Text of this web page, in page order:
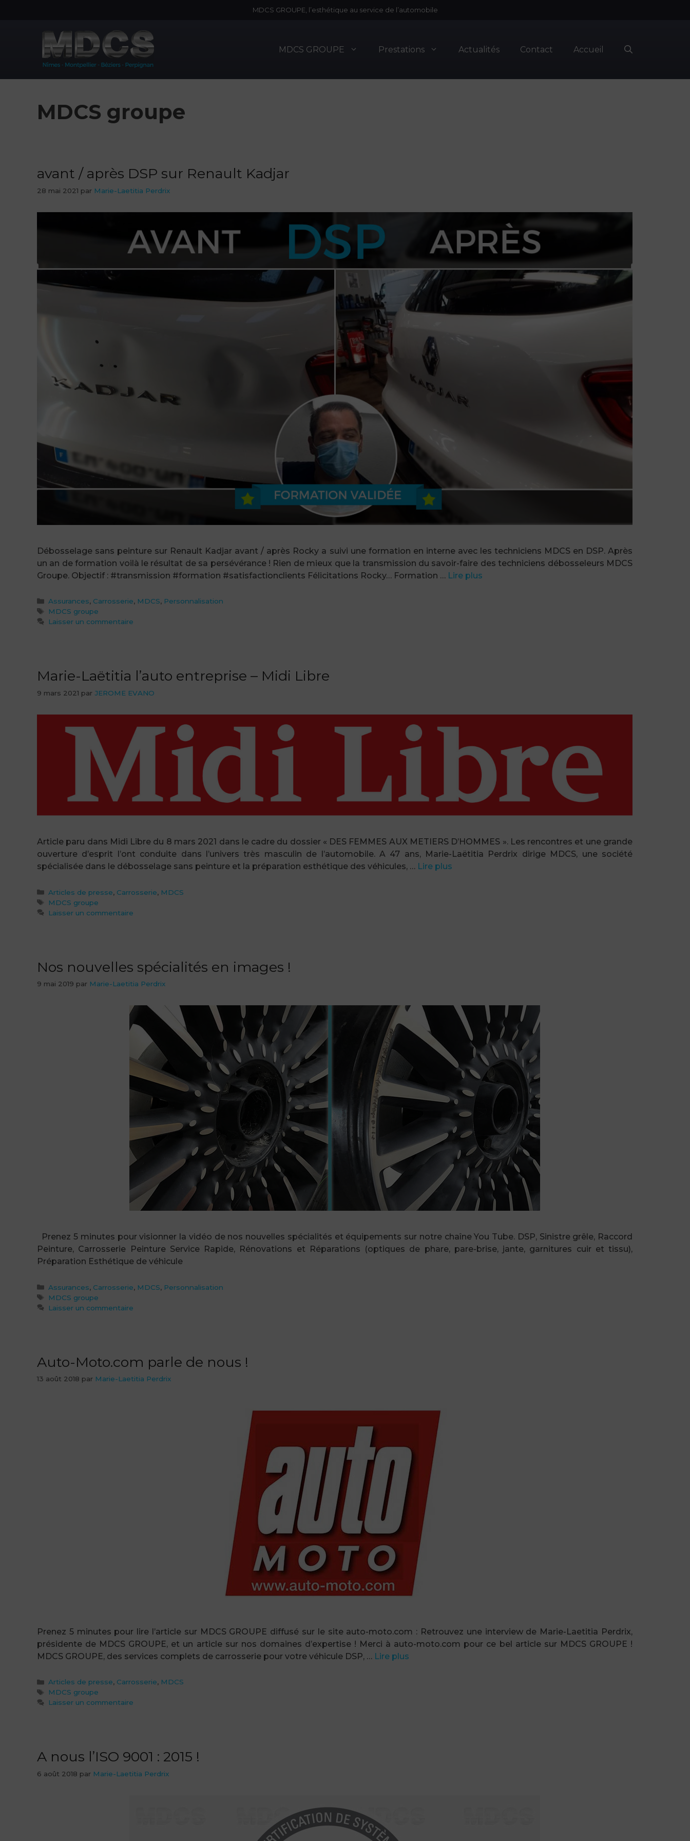
MDCS GROUPE, l’esthétique au service de l’automobile
MDCS GROUPE Prestations Actualités Contact Accueil
MDCS groupe
avant / après DSP sur Renault Kadjar
28 mai 2021 par Marie-Laetitia Perdrix
Débosselage sans peinture sur Renault Kadjar avant / après Rocky a suivi une formation en interne avec les techniciens MDCS en DSP. Après
un an de formation voilà le résultat de sa persévérance ! Rien de mieux que la transmission du savoir-faire des techniciens débosseleurs MDCS
Groupe. Objectif : #transmission #formation #satisfactionclients Félicitations Rocky… Formation … Lire plus
Catégories
Assurances, Carrosserie, MDCS, Personnalisation
Étiquettes
MDCS groupe
Laisser un commentaire
Marie-Laëtitia l’auto entreprise – Midi Libre
9 mars 2021 par JEROME EVANO
Article paru dans Midi Libre du 8 mars 2021 dans le cadre du dossier « DES FEMMES AUX METIERS D’HOMMES ». Les rencontres et une grande
ouverture d’esprit l’ont conduite dans l’univers très masculin de l’automobile. A 47 ans, Marie-Laëtitia Perdrix dirige MDCS, une société
spécialisée dans le débosselage sans peinture et la préparation esthétique des véhicules, … Lire plus
Catégories
Articles de presse, Carrosserie, MDCS
Étiquettes
MDCS groupe
Laisser un commentaire
Nos nouvelles spécialités en images !
9 mai 2019 par Marie-Laetitia Perdrix
Prenez 5 minutes pour visionner la vidéo de nos nouvelles spécialités et équipements sur notre chaîne You Tube. DSP, Sinistre grêle, Raccord
Peinture, Carrosserie Peinture Service Rapide, Rénovations et Réparations (optiques de phare, pare-brise, jante, garnitures cuir et tissu),
Préparation Esthétique de véhicule
Catégories
Assurances, Carrosserie, MDCS, Personnalisation
Étiquettes
MDCS groupe
Laisser un commentaire
Auto-Moto.com parle de nous !
13 août 2018 par Marie-Laetitia Perdrix
Prenez 5 minutes pour lire l’article sur MDCS GROUPE diffusé sur le site auto-moto.com : Retrouvez une interview de Marie-Laetitia Perdrix,
présidente de MDCS GROUPE, et un article sur nos domaines d’expertise ! Merci à auto-moto.com pour ce bel article sur MDCS GROUPE !
MDCS GROUPE, des services complets de carrosserie pour votre véhicule DSP, … Lire plus
Catégories
Articles de presse, Carrosserie, MDCS
Étiquettes
MDCS groupe
Laisser un commentaire
A nous l’ISO 9001 : 2015 !
6 août 2018 par Marie-Laetitia Perdrix